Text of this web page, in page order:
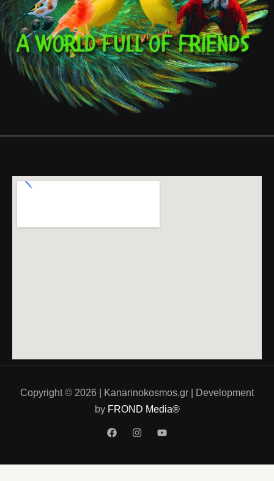
Copyright © 2026 | Kanarinokosmos.gr | Development
by FROND Media®